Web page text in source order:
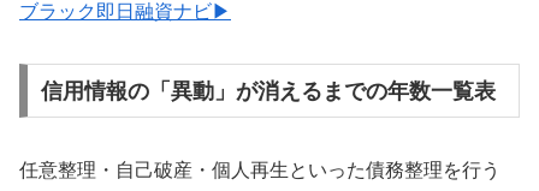
ブラック即日融資ナビ▶
信用情報の「異動」が消えるまでの年数一覧表
任意整理・自己破産・個人再生といった債務整理を行う